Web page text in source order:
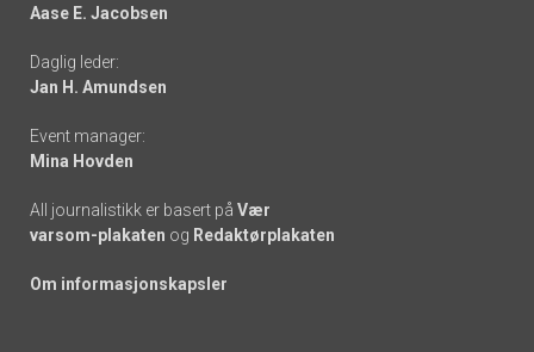
-
links
Aase E. Jacobsen
Daglig leder:
Jan H. Amundsen
Event manager:
Mina Hovden
All journalistikk er basert på Vær
varsom-plakaten og Redaktørplakaten
Om informasjonskapsler